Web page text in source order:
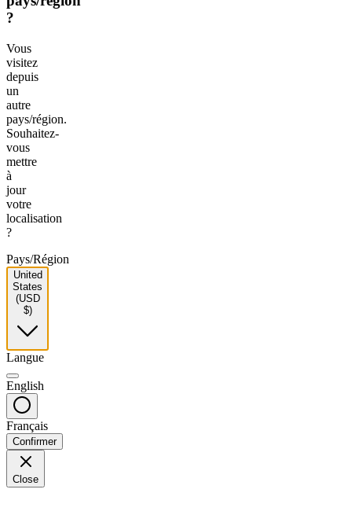
?
Vous
visitez
depuis
un
autre
pays/région.
Souhaitez-
vous
mettre
à
jour
votre
localisation
?
Pays/Région
United
States
(USD
$)
Langue
English
Français
Confirmer
Close